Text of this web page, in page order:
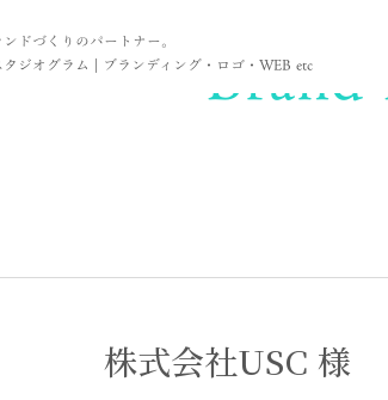
ドづくりのパートナー。
ジオグラム | ブランディング・ロゴ・WEB etc
株式会社USC 様